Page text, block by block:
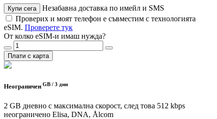
Купи сега
Незабавна доставка по имейл и SMS
Проверих и моят телефон е съвместим с технологията
eSIM. Проверете тук
От колко eSIM-и имаш нужда?
Плати с карта
Неограничен GB / 3 дни
2 GB дневно с максимална скорост, след това 512 kbps
неограничено Elisa, DNA, Ålcom